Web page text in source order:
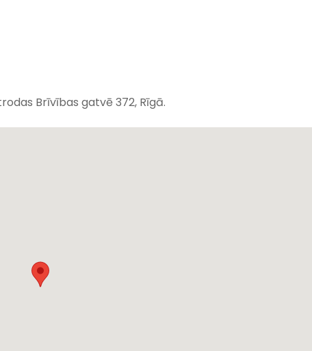
Brīvības gatvē 372, Rīgā.